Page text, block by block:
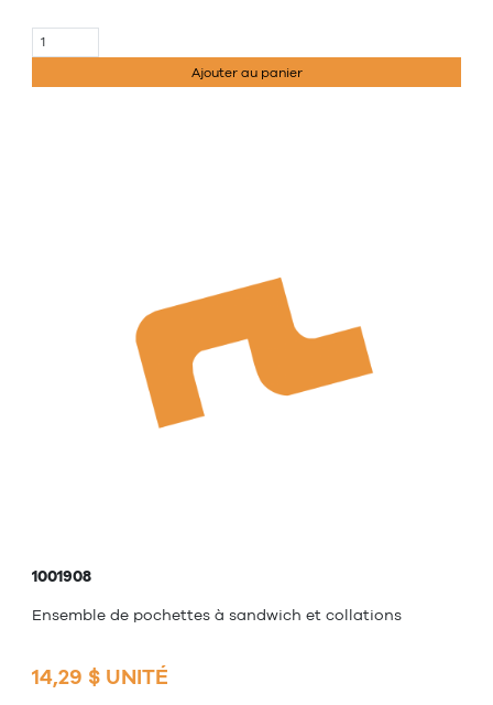
Ajouter au panier
1001908
Ensemble de pochettes à sandwich et collations
14,29 $ UNITÉ